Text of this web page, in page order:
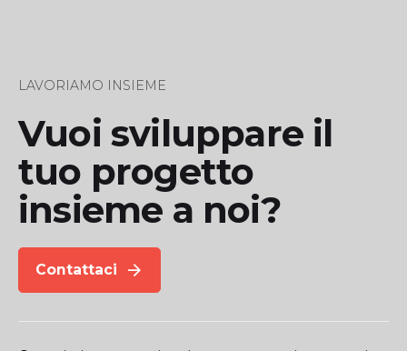
LAVORIAMO INSIEME
Vuoi sviluppare il
tuo progetto
insieme a noi?
Contattaci